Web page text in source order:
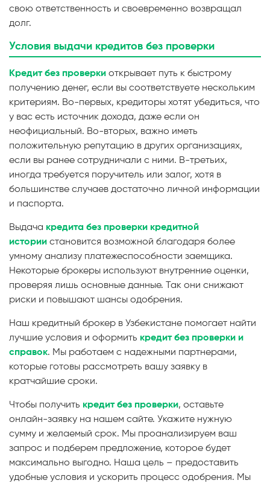
свою ответственность и своевременно возвращал
долг.
Условия выдачи кредитов без проверки
Кредит без проверки открывает путь к быстрому
получению денег, если вы соответствуете нескольким
критериям. Во-первых, кредиторы хотят убедиться, что
у вас есть источник дохода, даже если он
неофициальный. Во-вторых, важно иметь
положительную репутацию в других организациях,
если вы ранее сотрудничали с ними. В-третьих,
иногда требуется поручитель или залог, хотя в
большинстве случаев достаточно личной информации
и паспорта.
Выдача кредита без проверки кредитной
истории становится возможной благодаря более
умному анализу платежеспособности заемщика.
Некоторые брокеры используют внутренние оценки,
проверяя лишь основные данные. Так они снижают
риски и повышают шансы одобрения.
Наш кредитный брокер в Узбекистане помогает найти
лучшие условия и оформить кредит без проверки и
справок. Мы работаем с надежными партнерами,
которые готовы рассмотреть вашу заявку в
кратчайшие сроки.
Чтобы получить кредит без проверки, оставьте
онлайн-заявку на нашем сайте. Укажите нужную
сумму и желаемый срок. Мы проанализируем ваш
запрос и подберем предложение, которое будет
максимально выгодно. Наша цель – предоставить
удобные условия и ускорить процесс одобрения. Мы